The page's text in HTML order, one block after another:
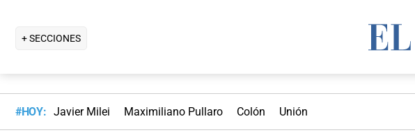
+ SECCIONES
#HOY: Javier Milei Maximiliano Pullaro Colón Unión